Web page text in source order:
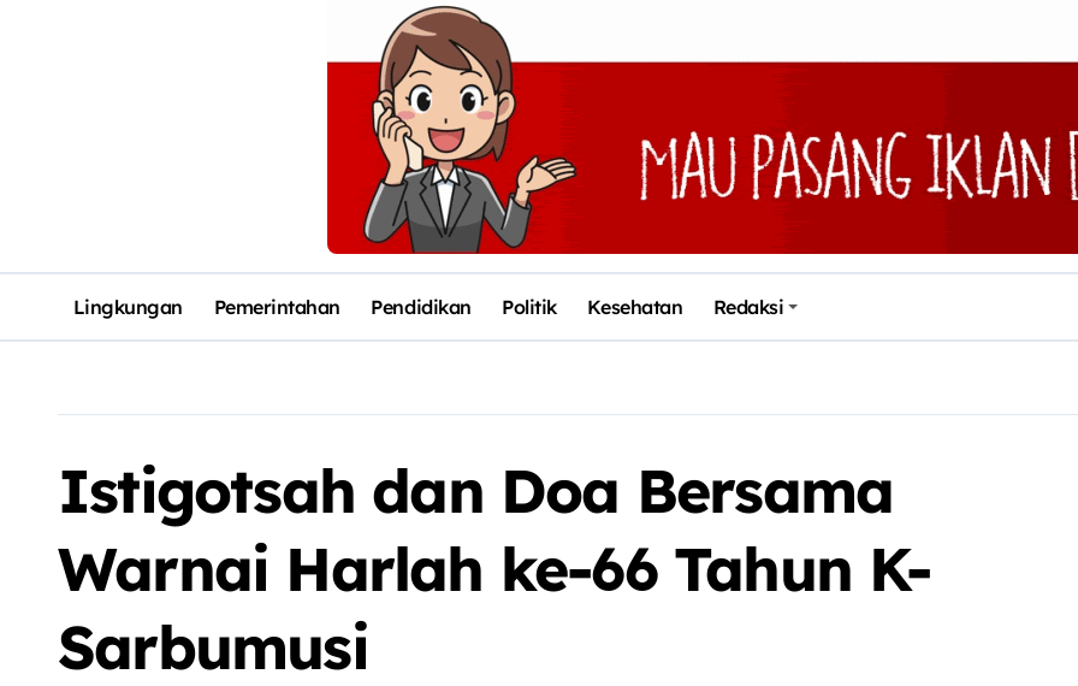
Lingkungan Pemerintahan Pendidikan Politik Kesehatan Redaksi
Istigotsah dan Doa Bersama
Warnai Harlah ke-66 Tahun K-
Sarbumusi